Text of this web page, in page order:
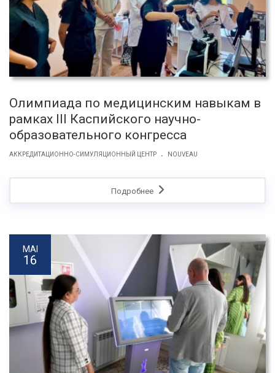
Олимпиада по медицинским навыкам в
рамках III Каспийского научно-
образовательного конгресса
АККРЕДИТАЦИОННО-СИМУЛЯЦИОННЫЙ ЦЕНТР . NOUVEAU
Подробнее
MAI
16